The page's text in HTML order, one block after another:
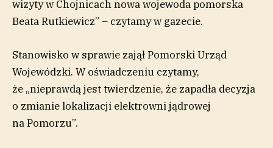
wizyty w Chojnicach nowa wojewoda pomorska
Beata Rutkiewicz” – czytamy w gazecie.
Stanowisko w sprawie zajął Pomorski Urząd
Wojewódzki. W oświadczeniu czytamy,
że „nieprawdą jest twierdzenie, że zapadła decyzja
o zmianie lokalizacji elektrowni jądrowej
na Pomorzu”.